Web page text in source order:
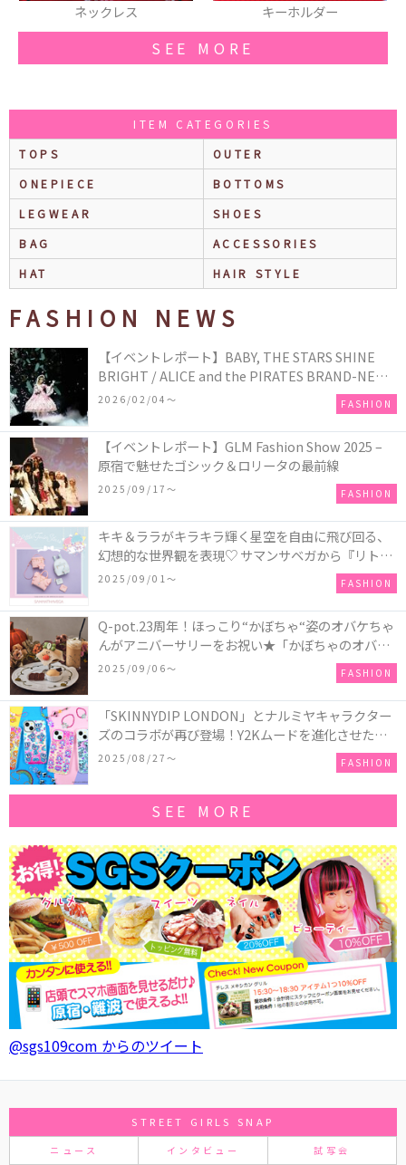
ネックレス キーホルダー
SEE MORE
ITEM CATEGORIES
TOPS
OUTER
ONEPIECE
BOTTOMS
LEGWEAR
SHOES
BAG
ACCESSORIES
HAT
HAIR STYLE
FASHION NEWS
【イベントレポート】BABY, THE STARS SHINE
BRIGHT / ALICE and the PIRATES BRAND-NEW
COLLECTION in TOKYO
2026/02/04〜 FASHION
【イベントレポート】GLM Fashion Show 2025 –
原宿で魅せたゴシック＆ロリータの最前線
2025/09/17〜 FASHION
キキ＆ララがキラキラ輝く星空を自由に飛び回る、
幻想的な世界観を表現♡ サマンサベガから『リトル
ツインスターズ』50周年アニバーサリーイヤー』を
2025/09/01〜 FASHION
Q-pot.23周年！ほっこり“かぼちゃ“姿のオバケちゃ
んがアニバーサリーをお祝い★「かぼちゃのオバケ
ーキアクセサリー」が新発売！Q-pot CAFE.では
「かぼちゃのオバケーキプレート」も登場
2025/09/06〜 FASHION
「SKINNYDIP LONDON」とナルミヤキャラクター
ズのコラボが再び登場！Y2Kムードを進化させた新
作コレクションを発売♪
2025/08/27〜 FASHION
SEE MORE
@sgs109com からのツイート
STREET GIRLS SNAP
ニュース インタビュー 試写会